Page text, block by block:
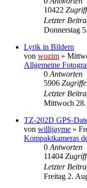
10422
Letzter
Donnerstag
Lyrik in Bildern
von wozim »
Allgemeine
0 Antworten
5906 Zugriffe
Letzter
Mittwoch 28.
TZ-202D GPS-
von willijayme »
Kompaktkameras
0 Antworten
11404
Letzter
Freitag 2.